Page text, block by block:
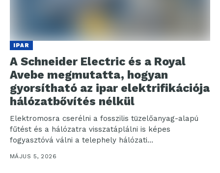
IPAR
A Schneider Electric és a Royal
Avebe megmutatta, hogyan
gyorsítható az ipar elektrifikációja
hálózatbővítés nélkül
Elektromosra cserélni a fosszilis tüzelőanyag-alapú
fűtést és a hálózatra visszatáplálni is képes
fogyasztóvá válni a telephely hálózati
csatlakozásainak bővítése nélkül – erre a...
MÁJUS 5, 2026